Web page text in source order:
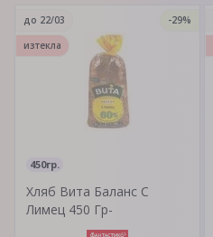
450гр.
Хляб Вита Баланс С
Лимец 450 Гр-
до 22/03
-29%
изтекла